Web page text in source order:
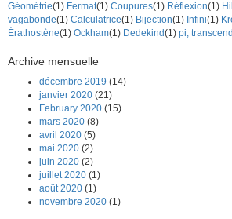
Géométrie(1) Fermat(1) Coupures(1) Réflexion(1)
vagabonde(1) Calculatrice(1) Bijection(1) Infini(1)
Érathostène(1) Ockham(1) Dedekind(1) pi,
Archive mensuelle
décembre 2019 (14)
janvier 2020 (21)
February 2020 (15)
mars 2020 (8)
avril 2020 (5)
mai 2020 (2)
juin 2020 (2)
juillet 2020 (1)
août 2020 (1)
novembre 2020 (1)